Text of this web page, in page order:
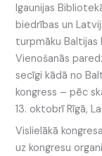
Igaunijas
biedrības un
turpmāku Baltijas
Vienošanās
secīgi kādā no
kongress – pēc
13. oktobrī Rīgā,
Vislielākā
uz kongresu